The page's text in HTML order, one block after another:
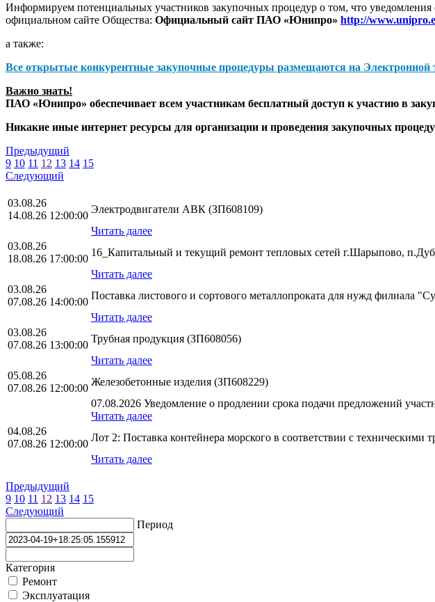
Информируем потенциальных участников закупочных процедур о том, что
официальном сайте Общества: Официальный сайт ПАО «Юнипро» http://
а также:
Все открытые конкурентные закупочные процедуры размещаются на Электронной
Важно знать!
ПАО «Юнипро» обеспечивает всем участникам бесплатный доступ к участию в
Никакие иные интернет ресурсы для организации и проведения закупочных
Предыдущий
9 10 11 12 13 14 15
Следующий
03.08.26
14.08.26 12:00:00
Электродвигатели АВК (ЗП608109)
Читать далее
03.08.26
18.08.26 17:00:00
16_Капитальный и текущий ремонт тепловых сетей г.Шарыпово,
Читать далее
03.08.26
07.08.26 14:00:00
Поставка листового и сортового металлопроката для нужд
Читать далее
03.08.26
07.08.26 13:00:00
Трубная продукция (ЗП608056)
Читать далее
05.08.26
07.08.26 12:00:00
Железобетонные изделия (ЗП608229)
07.08.2026 Уведомление о продлении срока подачи предложений
Читать далее
04.08.26
07.08.26 12:00:00
Лот 2: Поставка контейнера морского в соответствии с
Читать далее
Предыдущий
9 10 11 12 13 14 15
Следующий
Период
Категория
Ремонт
Эксплуатация